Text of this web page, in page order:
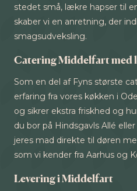
stedet små, lækre hapser til
skaber vi en anretning, der
smagsudveksling.
Catering Middelfart
Som en del af Fyns største
erfaring fra vores køkken i
og sikrer ekstra friskhed og
du bor på Hindsgavls Allé
jeres mad direkte til døren
som vi kender fra Aarhus og
Levering i Middelfart